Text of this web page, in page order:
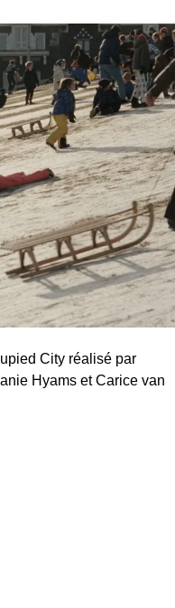
City réalisé par
Hyams et Carice van